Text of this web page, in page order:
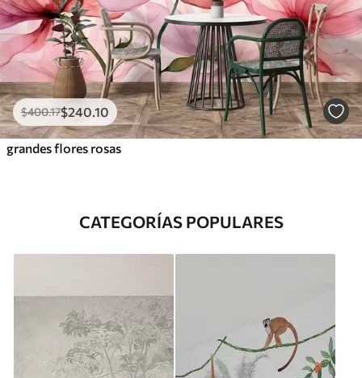
$400.17$240 .10
grandes flores rosas
CATEGORÍAS POPULARES